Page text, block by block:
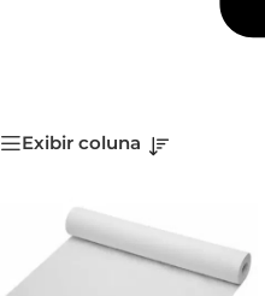
Exibir coluna